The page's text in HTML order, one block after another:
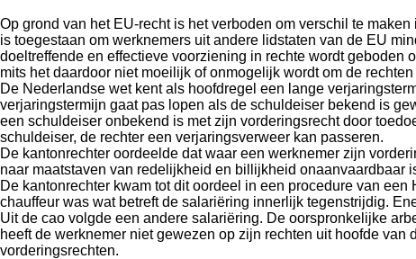
Op grond van het EU-recht is het verboden om verschil te
is toegestaan om werknemers uit andere lidstaten van de EU
doeltreffende en effectieve voorziening in rechte wordt geboden
mits het daardoor niet moeilijk of onmogelijk wordt om de
De Nederlandse wet kent als hoofdregel een lange
verjaringstermijn gaat pas lopen als de schuldeiser bekend is
een schuldeiser onbekend is met zijn vorderingsrecht door
schuldeiser, de rechter een verjaringsverweer kan passeren.
De kantonrechter oordeelde dat waar een werknemer zijn
naar maatstaven van redelijkheid en billijkheid onaanvaardbaar
De kantonrechter kwam tot dit oordeel in een procedure van
chauffeur was wat betreft de salariëring innerlijk tegenstrijdig.
Uit de cao volgde een andere salariëring. De oorspronkelijke
heeft de werknemer niet gewezen op zijn rechten uit hoofde
vorderingsrechten.